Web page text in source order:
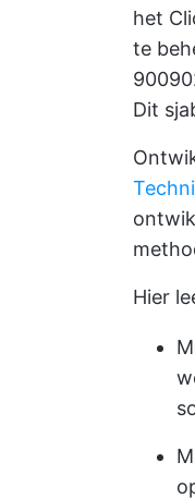
het
te
Dit
Hier